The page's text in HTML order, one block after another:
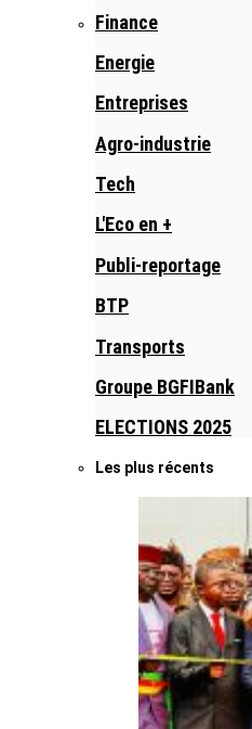
Finance
Energie
Entreprises
Agro-industrie
Tech
L'Eco en +
Publi-reportage
BTP
Transports
Groupe BGFIBank
ELECTIONS 2025
Les plus récents